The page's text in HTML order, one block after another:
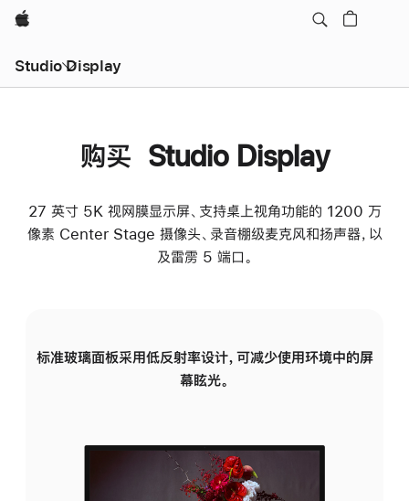
Apple
Studio Display
购买 Studio Display
27 英寸 5K 视网膜显示屏、支持桌上视角功能的 1200 万
像素 Center Stage 摄像头、录音棚级麦克风和扬声器，以
及雷雳 5 端口。
标准玻璃面板采用低反射率设计，可减少使用环境中的屏
幕眩光。